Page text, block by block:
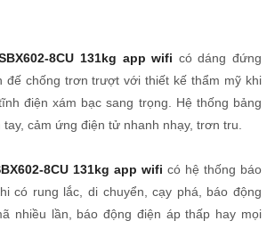
8CU 131kg app wifi có dáng đứng
đế chống trơn trượt với thiết kế thẩm mỹ khi
điện xám bạc sang trọng. Hệ thống bảng
cảm ứng điện tử nhanh nhạy, trơn tru.
8CU 131kg app wifi có hệ thống báo
có rung lắc, di chuyển, cạy phá, báo động
nhiều lần, báo động điện áp thấp hay mọi